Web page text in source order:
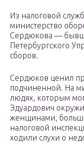
Из налоговой
министерство
Сердюкова —
Петербургского
сборов.
Сердюков ценил
подчиненной. На
людях, которым
Эдуардович
женщинами,
налоговой
ходили слухи о